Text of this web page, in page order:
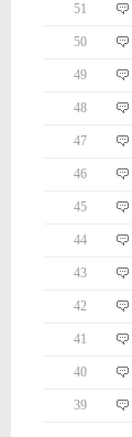
51
50
49
48
47
46
45
44
43
42
41
40
39